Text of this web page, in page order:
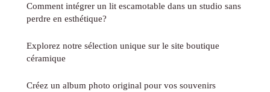
Comment intégrer un lit escamotable dans un studio sans
perdre en esthétique?
Explorez notre sélection unique sur le site boutique
céramique
Créez un album photo original pour vos souvenirs